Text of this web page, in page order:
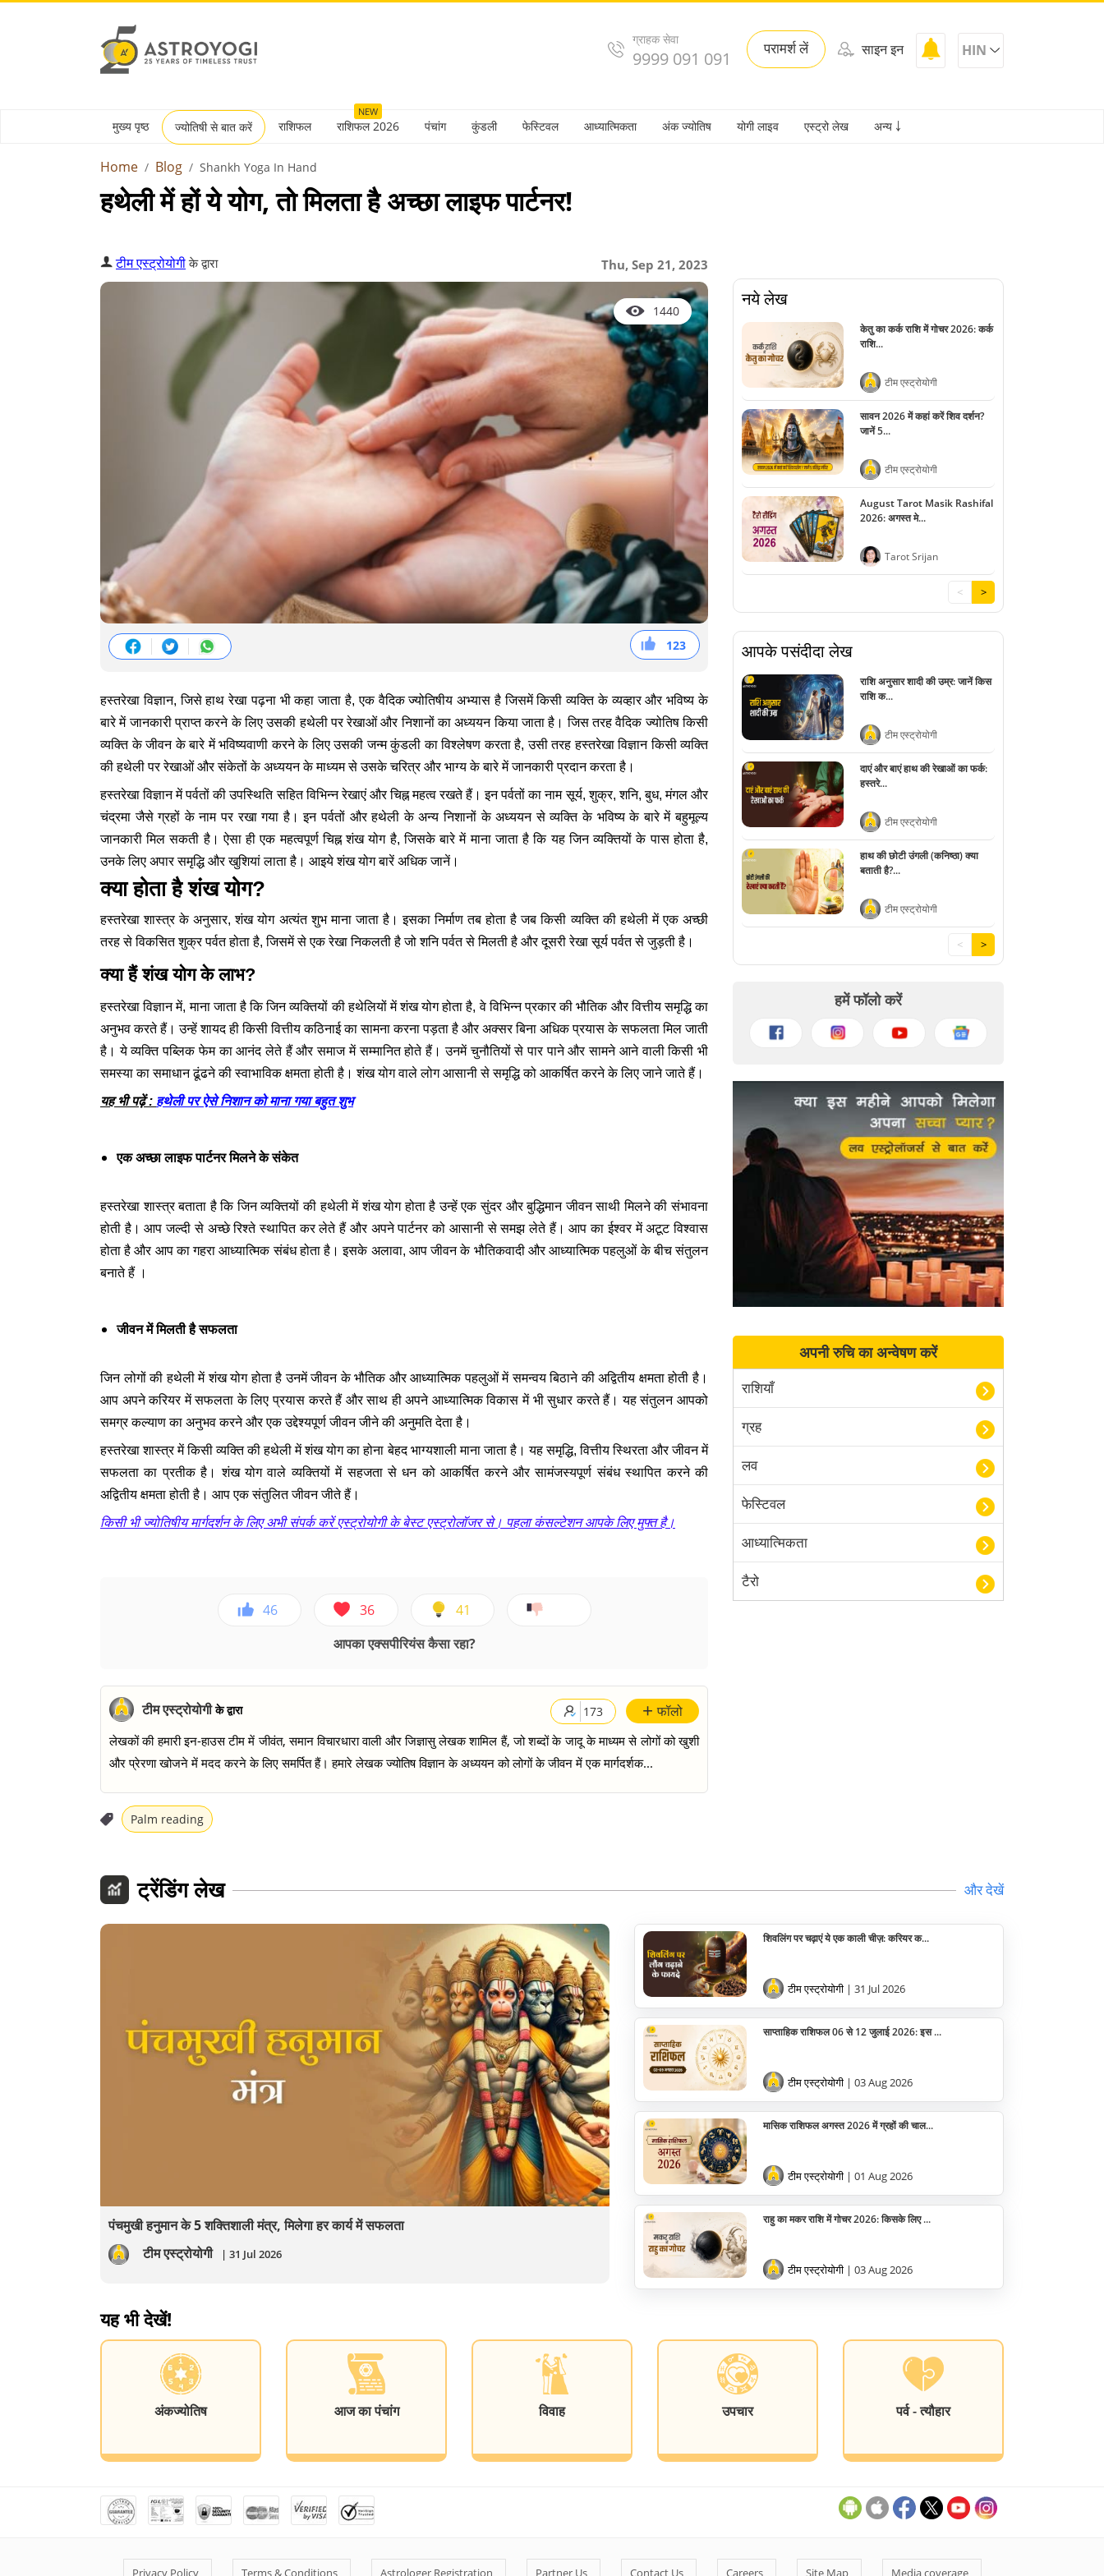
ग्राहक सेवा
9999 091 091 परामर्श लें साइन इन HIN
मुख्य पृष्ठ ज्योतिषी से बात करें राशिफल
NEW
राशिफल 2026 पंचांग कुंडली फेस्टिवल आध्यात्मिकता अंक ज्योतिष योगी लाइव एस्ट्रो लेख अन्य ￬
Home Blog Shankh Yoga In Hand
हथेली में हों ये योग, तो मिलता है अच्छा लाइफ पार्टनर!
Thu, Sep 21, 2023
टीम एस्ट्रोयोगीके द्वारा
1440
123
46
36
41
हस्तरेखा विज्ञान, जिसे हाथ रेखा पढ़ना भी कहा जाता है, एक वैदिक ज्योतिषीय अभ्यास है जिसमें किसी व्यक्ति के व्यव्हार और भविष्य के
बारे में जानकारी प्राप्त करने के लिए उसकी हथेली पर रेखाओं और निशानों का अध्ययन किया जाता है। जिस तरह वैदिक ज्योतिष किसी
व्यक्ति के जीवन के बारे में भविष्यवाणी करने के लिए उसकी जन्म कुंडली का विश्लेषण करता है, उसी तरह हस्तरेखा विज्ञान किसी व्यक्ति
की हथेली पर रेखाओं और संकेतों के अध्ययन के माध्यम से उसके चरित्र और भाग्य के बारे में जानकारी प्रदान करता है।
हस्तरेखा विज्ञान में पर्वतों की उपस्थिति सहित विभिन्न रेखाएं और चिह्न महत्व रखते हैं। इन पर्वतों का नाम सूर्य, शुक्र, शनि, बुध, मंगल और
चंद्रमा जैसे ग्रहों के नाम पर रखा गया है। इन पर्वतों और हथेली के अन्य निशानों के अध्ययन से व्यक्ति के भविष्य के बारे में बहुमूल्य
जानकारी मिल सकती है। ऐसा ही एक महत्वपूर्ण चिह्न शंख योग है, जिसके बारे में माना जाता है कि यह जिन व्यक्तियों के पास होता है,
उनके लिए अपार समृद्धि और खुशियां लाता है। आइये शंख योग बारें अधिक जानें।
क्या होता है शंख योग?
हस्तरेखा शास्त्र के अनुसार, शंख योग अत्यंत शुभ माना जाता है। इसका निर्माण तब होता है जब किसी व्यक्ति की हथेली में एक अच्छी
तरह से विकसित शुक्र पर्वत होता है, जिसमें से एक रेखा निकलती है जो शनि पर्वत से मिलती है और दूसरी रेखा सूर्य पर्वत से जुड़ती है।
क्या हैं शंख योग के लाभ?
हस्तरेखा विज्ञान में, माना जाता है कि जिन व्यक्तियों की हथेलियों में शंख योग होता है, वे विभिन्न प्रकार की भौतिक और वित्तीय समृद्धि का
अनुभव करते हैं। उन्हें शायद ही किसी वित्तीय कठिनाई का सामना करना पड़ता है और अक्सर बिना अधिक प्रयास के सफलता मिल जाती
है। ये व्यक्ति पब्लिक फेम का आनंद लेते हैं और समाज में सम्मानित होते हैं। उनमें चुनौतियों से पार पाने और सामने आने वाली किसी भी
समस्या का समाधान ढूंढने की स्वाभाविक क्षमता होती है। शंख योग वाले लोग आसानी से समृद्धि को आकर्षित करने के लिए जाने जाते हैं।
यह भी पढ़ें : हथेली पर ऐसे निशान को माना गया बहुत शुभ
एक अच्छा लाइफ पार्टनर मिलने के संकेत
हस्तरेखा शास्त्र बताता है कि जिन व्यक्तियों की हथेली में शंख योग होता है उन्हें एक सुंदर और बुद्धिमान जीवन साथी मिलने की संभावना
होती है। आप जल्दी से अच्छे रिश्ते स्थापित कर लेते हैं और अपने पार्टनर को आसानी से समझ लेते हैं। आप का ईश्वर में अटूट विश्वास
होता है और आप का गहरा आध्यात्मिक संबंध होता है। इसके अलावा, आप जीवन के भौतिकवादी और आध्यात्मिक पहलुओं के बीच संतुलन
बनाते हैं ।
जीवन में मिलती है सफलता
जिन लोगों की हथेली में शंख योग होता है उनमें जीवन के भौतिक और आध्यात्मिक पहलुओं में समन्वय बिठाने की अद्वितीय क्षमता होती है।
आप अपने करियर में सफलता के लिए प्रयास करते हैं और साथ ही अपने आध्यात्मिक विकास में भी सुधार करते हैं। यह संतुलन आपको
समग्र कल्याण का अनुभव करने और एक उद्देश्यपूर्ण जीवन जीने की अनुमति देता है।
हस्तरेखा शास्त्र में किसी व्यक्ति की हथेली में शंख योग का होना बेहद भाग्यशाली माना जाता है। यह समृद्धि, वित्तीय स्थिरता और जीवन में
सफलता का प्रतीक है। शंख योग वाले व्यक्तियों में सहजता से धन को आकर्षित करने और सामंजस्यपूर्ण संबंध स्थापित करने की
अद्वितीय क्षमता होती है। आप एक संतुलित जीवन जीते हैं।
किसी भी ज्योतिषीय मार्गदर्शन के लिए अभी संपर्क करें एस्ट्रोयोगी के बेस्ट एस्ट्रोलॉजर से। पहला कंसल्टेशन आपके लिए मुफ्त है।
46 36
41
आपका एक्सपीरियंस कैसा रहा?
+ फॉलो
173
टीम एस्ट्रोयोगीके द्वारा
लेखकों की हमारी इन-हाउस टीम में जीवंत, समान विचारधारा वाली और जिज्ञासु लेखक शामिल हैं, जो शब्दों के जादू के माध्यम से लोगों को खुशी
और प्रेरणा खोजने में मदद करने के लिए समर्पित हैं। हमारे लेखक ज्योतिष विज्ञान के अध्ययन को लोगों के जीवन में एक मार्गदर्शक...
Palm reading
नये लेख
केतु का कर्क राशि में गोचर 2026: कर्क
राशि...
टीम एस्ट्रोयोगी
सावन 2026 में कहां करें शिव दर्शन?
जानें 5...
टीम एस्ट्रोयोगी
August Tarot Masik Rashifal
2026: अगस्त मे...
Tarot Srijan
< >
आपके पसंदीदा लेख
राशि अनुसार शादी की उम्र: जानें किस
राशि क...
टीम एस्ट्रोयोगी
दाएं और बाएं हाथ की रेखाओं का फर्क:
हस्तरे...
टीम एस्ट्रोयोगी
हाथ की छोटी उंगली (कनिष्ठा) क्या
बताती है?...
टीम एस्ट्रोयोगी
< >
हमें फॉलो करें
अपनी रुचि का अन्वेषण करें
राशियाँ
ग्रह
लव
फेस्टिवल
आध्यात्मिकता
टैरो
सेलिब्रिटी
पूजा विधि
योग
अन्य
ट्रेंडिंग लेख और देखें
पंचमुखी हनुमान के 5 शक्तिशाली मंत्र, मिलेगा हर कार्य में सफलता
टीम एस्ट्रोयोगी
| 31 Jul 2026
शिवलिंग पर चढ़ाएं ये एक काली चीज़: करियर क...
टीम एस्ट्रोयोगी | 31 Jul 2026
साप्ताहिक राशिफल 06 से 12 जुलाई 2026: इस ...
टीम एस्ट्रोयोगी | 03 Aug 2026
मासिक राशिफल अगस्त 2026 में ग्रहों की चाल...
टीम एस्ट्रोयोगी | 01 Aug 2026
राहु का मकर राशि में गोचर 2026: किसके लिए ...
टीम एस्ट्रोयोगी | 03 Aug 2026
यह भी देखें!
अंकज्योतिष आज का पंचांग विवाह उपचार पर्व - त्यौहार
Privacy Policy Terms & Conditions Astrologer Registration Partner Us Contact Us Careers Site Map Media coverage